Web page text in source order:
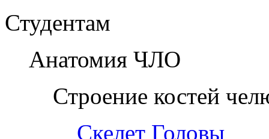
Студентам
Анатомия ЧЛО
Строение костей
Скелет Головы